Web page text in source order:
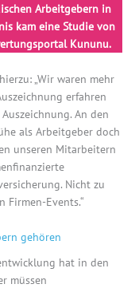
Arbeitgebern in
kam eine Studie von
Kununu.
„Wir waren mehr
erfahren
An den
als Arbeitgeber doch
unseren Mitarbeitern
Nicht zu
Firmen-Events.“
gehören
hat in den
müssen